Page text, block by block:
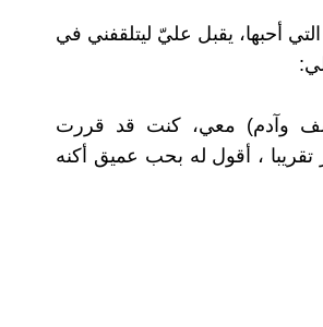
أحبها، يقبل عليّ ليتلقفني في
وآدم) معي، كنت قد قررت
، أقول له بحب عميق أكنه